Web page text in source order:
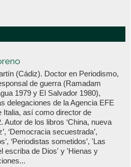
(Cádiz). Doctor en Periodismo,
de guerra (Ramadam
1979 y El Salvador 1980),
delegaciones de la Agencia EFE
Italia, así como director de
Autor de los libros ‘China, nueva
‘Democracia secuestrada’,
‘Periodistas sometidos’, 'Las
escriba de Dios' y 'Hienas y